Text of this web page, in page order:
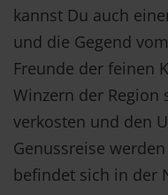
kannst Du auch
und die Gegend
Freunde der feinen
Winzern der Region
verkosten und den
Genussreise
befindet sich in der